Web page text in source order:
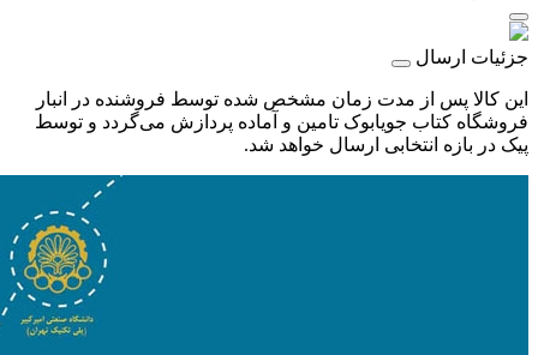
جزئیات ارسال
این کالا پس از مدت زمان مشخص شده توسط فروشنده در انبار
فروشگاه کتاب جویابوک تامین و آماده پردازش می‌گردد و توسط
پیک در بازه انتخابی ارسال خواهد شد.